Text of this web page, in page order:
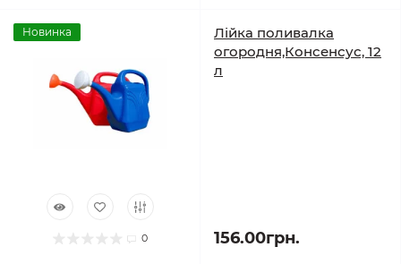
Новинка
0
Лійка поливалка
огородня,Консенсус, 12
л
156.00грн.